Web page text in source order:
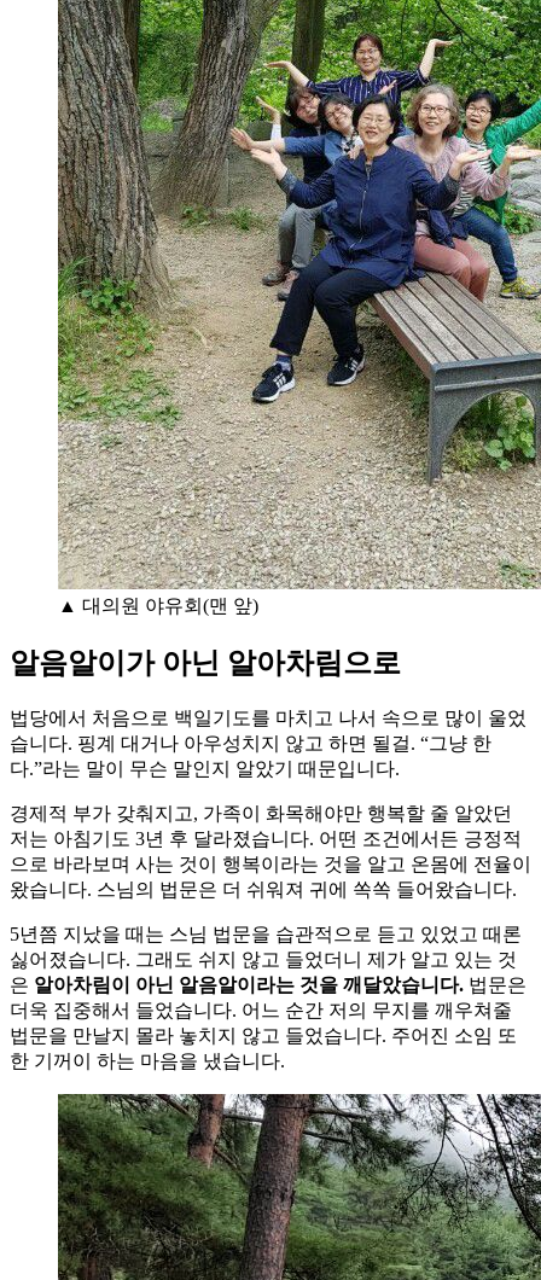
▲ 대의원 야유회(맨 앞)
알음알이가 아닌 알아차림으로
법당에서 처음으로 백일기도를 마치고 나서 속으로 많이 울었
습니다. 핑계 대거나 아우성치지 않고 하면 될걸. “그냥 한
다.”라는 말이 무슨 말인지 알았기 때문입니다.
경제적 부가 갖춰지고, 가족이 화목해야만 행복할 줄 알았던
저는 아침기도 3년 후 달라졌습니다. 어떤 조건에서든 긍정적
으로 바라보며 사는 것이 행복이라는 것을 알고 온몸에 전율이
왔습니다. 스님의 법문은 더 쉬워져 귀에 쏙쏙 들어왔습니다.
5년쯤 지났을 때는 스님 법문을 습관적으로 듣고 있었고 때론
싫어졌습니다. 그래도 쉬지 않고 들었더니 제가 알고 있는 것
은 알아차림이 아닌 알음알이라는 것을 깨달았습니다. 법문은
더욱 집중해서 들었습니다. 어느 순간 저의 무지를 깨우쳐줄
법문을 만날지 몰라 놓치지 않고 들었습니다. 주어진 소임 또
한 기꺼이 하는 마음을 냈습니다.